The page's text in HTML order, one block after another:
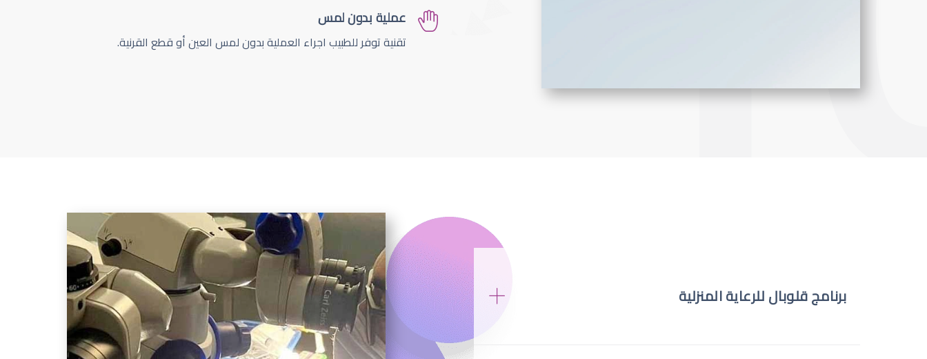
عملية بدون لمس
تقنية توفر للطبيب اجراء العملية بدون لمس العين أو قطع القرنية.
برنامج قلوبال للرعاية المنزلية